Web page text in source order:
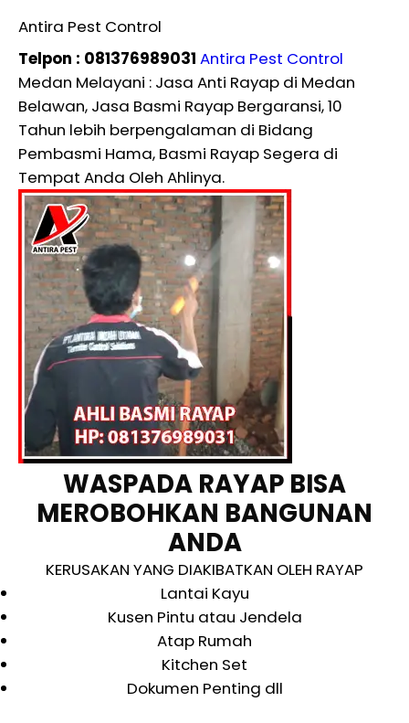
Antira Pest Control
Telpon : 081376989031 Antira Pest Control
Medan Melayani : Jasa Anti Rayap di Medan
Belawan, Jasa Basmi Rayap Bergaransi, 10
Tahun lebih berpengalaman di Bidang
Pembasmi Hama, Basmi Rayap Segera di
Tempat Anda Oleh Ahlinya.
WASPADA RAYAP BISA
MEROBOHKAN BANGUNAN
ANDA
KERUSAKAN YANG DIAKIBATKAN OLEH RAYAP
Lantai Kayu
Kusen Pintu atau Jendela
Atap Rumah
Kitchen Set
Dokumen Penting dll